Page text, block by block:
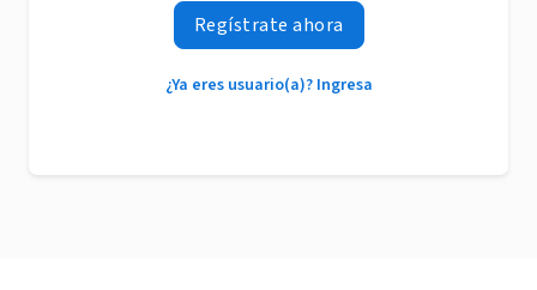
Regístrate ahora
¿Ya eres usuario(a)? Ingresa